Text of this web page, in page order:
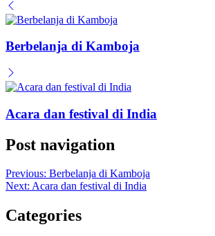
Berbelanja di Kamboja
Acara dan festival di India
Post navigation
Previous: Berbelanja di Kamboja
Next: Acara dan festival di India
Categories